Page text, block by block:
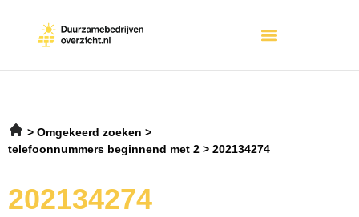
Omgekeerd zoeken
telefoonnummers beginnend met 2
202134274
202134274